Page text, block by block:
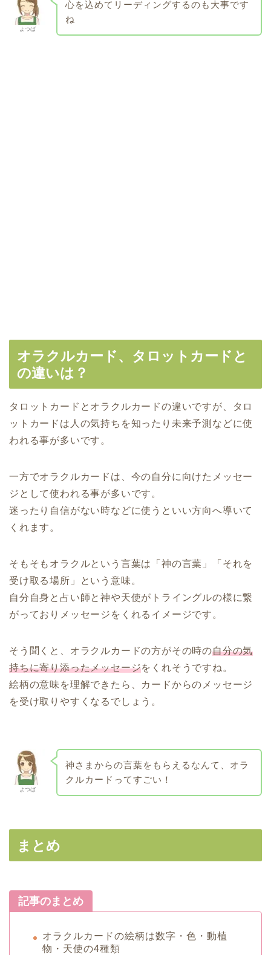
よつば
心を込めてリーディングするのも大事です
ね
オラクルカード、タロットカードと
の違いは？
タロットカードとオラクルカードの違いですが、タロ
ットカードは人の気持ちを知ったり未来予測などに使
われる事が多いです。
一方でオラクルカードは、今の自分に向けたメッセー
ジとして使われる事が多いです。
迷ったり自信がない時などに使うといい方向へ導いて
くれます。
そもそもオラクルという言葉は「神の言葉」「それを
受け取る場所」という意味。
自分自身と占い師と神や天使がトライングルの様に繋
がっておりメッセージをくれるイメージです。
そう聞くと、オラクルカードの方がその時の自分の気
持ちに寄り添ったメッセージをくれそうですね。
絵柄の意味を理解できたら、カードからのメッセージ
を受け取りやすくなるでしょう。
よつば
神さまからの言葉をもらえるなんて、オラ
クルカードってすごい！
まとめ
記事のまとめ
オラクルカードの絵柄は数字・色・動植
物・天使の4種類